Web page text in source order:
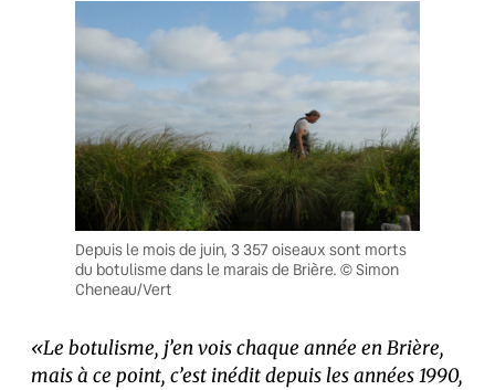
Depuis le mois de juin, 3 357 oiseaux sont morts
du botulisme dans le marais de Brière. © Simon
Cheneau/Vert
«Le botulisme, j’en vois chaque année en Brière,
mais à ce point, c’est inédit depuis les années 1990,